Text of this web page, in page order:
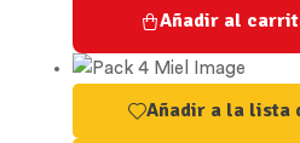
quantity
Añadir al
Añadir a la lista